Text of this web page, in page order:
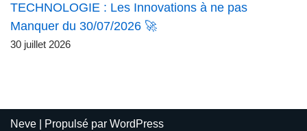
TECHNOLOGIE : Les Innovations à ne pas
Manquer du 30/07/2026 🚀
30 juillet 2026
Neve | Propulsé par WordPress